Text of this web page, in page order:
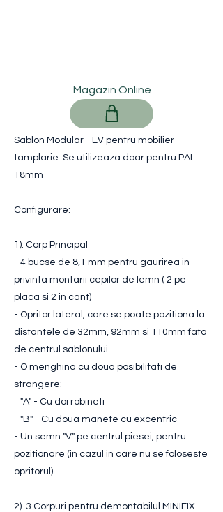
Magazin Online
Sablon Modular - EV pentru mobilier -
tamplarie. Se utilizeaza doar pentru PAL
18mm
Configurare:
1). Corp Principal
- 4 bucse de 8,1 mm pentru gaurirea in
privinta montarii cepilor de lemn ( 2 pe
placa si 2 in cant)
- Opritor lateral, care se poate pozitiona la
distantele de 32mm, 92mm si 110mm fata
de centrul sablonului
- O menghina cu doua posibilitati de
strangere:
"A" - Cu doi robineti
"B" - Cu doua manete cu excentric
- Un semn "V" pe centrul piesei, pentru
pozitionare (in cazul in care nu se foloseste
opritorul)
2). 3 Corpuri pentru demontabilul MINIFIX-